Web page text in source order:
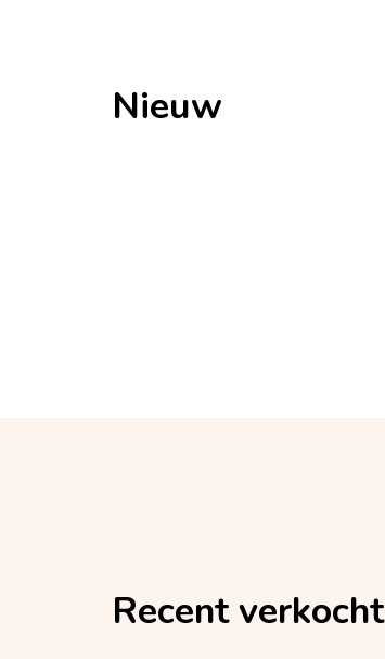
Nieuw
Recent verkocht